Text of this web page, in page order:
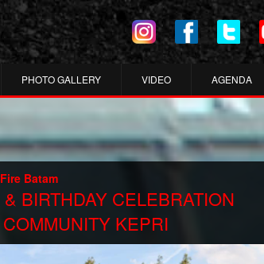
PHOTO GALLERY VIDEO AGENDA
Batam
BIRTHDAY CELEBRATION
KEPRI